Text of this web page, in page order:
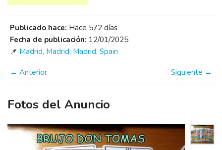
Publicado hace: Hace 572 días
Fecha de publicación: 12/01/2025
📌 Madrid, Madrid, Madrid, Spain
← Anterior Siguiente →
Fotos del Anuncio